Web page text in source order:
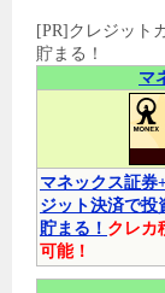
[PR]クレジット
貯まる！
マ
マネックス証券
ジット決済で投
貯まる！ クレカ
可能！